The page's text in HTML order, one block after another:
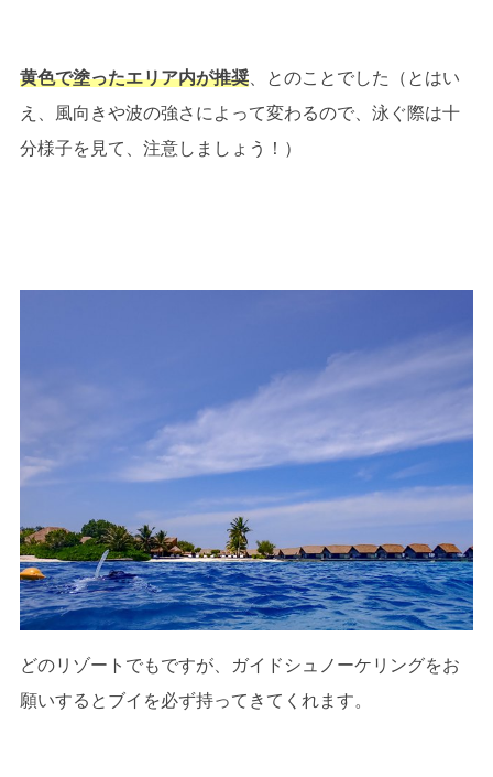
黄色で塗ったエリア内が推奨 、とのことでした（とはい
え、風向きや波の強さによって変わるので、泳ぐ際は十
分様子を見て、注意しましょう！）
どのリゾートでもですが、ガイドシュノーケリングをお
願いするとブイを必ず持ってきてくれます。